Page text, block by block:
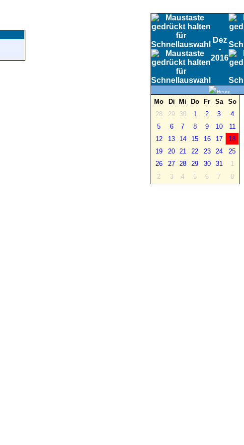
Dez
-
2016
Heute
Mo Di Mi Do Fr Sa
So
28
29 30 1 2 3
4
5
6 7 8 9 10
11
12
13 14 15 16 17
18
19
20 21 22 23 24
25
26
27 28 29 30 31
1
2
3 4 5 6 7 8